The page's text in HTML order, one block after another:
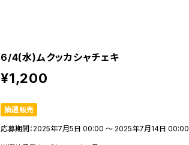
6/4(水)ムクッカシャチェキ
¥1,200
抽選販売
応募期間：2025年7月5日 00:00 〜 2025年7月14日 00:00